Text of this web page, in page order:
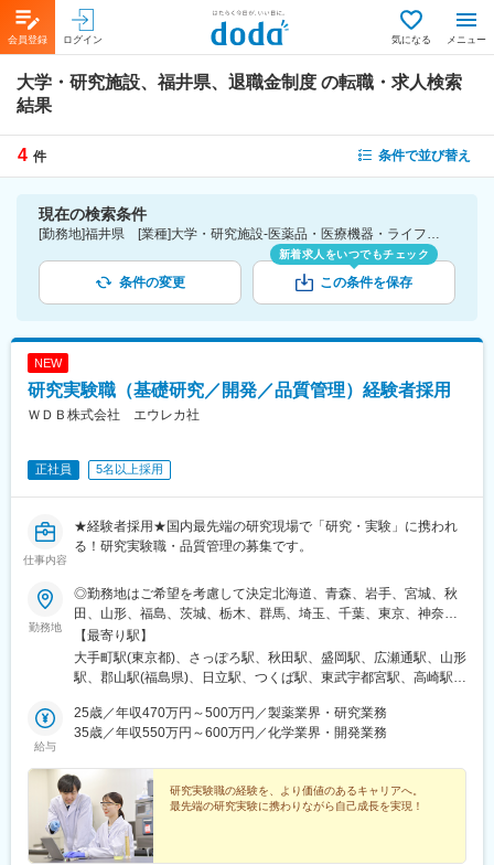
会員登録 ログイン 気になる メニュー
大学・研究施設、福井県、退職金制度 の転職・求人検索
結果
4 件 条件で並び替え
現在の検索条件
[勤務地]福井県 [業種]大学・研究施設-医薬品・医療機器・ライフサイエンス・医療系サービス [詳細条件](待遇・福利厚生)退職金制度
条件の変更
新着求人をいつでもチェック
この条件を保存
NEW
研究実験職（基礎研究／開発／品質管理）経験者採用
ＷＤＢ株式会社 エウレカ社
正社員 5名以上採用
仕事内容
★経験者採用★国内最先端の研究現場で「研究・実験」に携われ
る！研究実験職・品質管理の募集です。
勤務地
◎勤務地はご希望を考慮して決定北海道、青森、岩手、宮城、秋
田、山形、福島、茨城、栃木、群馬、埼玉、千葉、東京、神奈
川、新潟、長野、富山、石川、福井、山梨、岐阜、静岡、愛知、
三重、滋賀、京都、大阪、兵庫、奈良、和歌山、岡山、広島、山
口、徳島、香川、愛媛、高知、福岡、佐賀、長崎、熊本、大分、
定：ご自宅から90分以内の就業先・エリア限定：下記エリア内の
就業先。エリア内での転居を伴う場合あり・全国：全国の中でス
の区分★東北エリア…青森、岩手、宮城、秋田、山形、福島北関
東エリア…茨木、栃木、群馬、埼玉、東京南関東エリア…東京、
神奈川、千葉甲信越エリア…山梨、長野、新潟、東京東海エリ
ア…静岡、愛知、岐阜、三重北陸エリア…富山、石川、福井関西
エリア…滋賀、京都、大阪、兵庫、奈良、和歌山中四国エリア…
【最寄り駅】
大手町駅(東京都)、さっぽろ駅、秋田駅、盛岡駅、広瀬通駅、山形
駅、郡山駅(福島県)、日立駅、つくば駅、東武宇都宮駅、高崎駅、
井駅、勝どき駅、根津駅、立川北駅、町田駅、川崎駅、みなとみ
らい駅、平塚駅、新潟駅、春日山駅、甲府駅、沼津駅、静岡駅、
町駅、あすなろう四日市駅、彦根駅、草津駅(滋賀県)、烏丸駅、茨
木駅、千里中央駅(大阪モノレール)、大阪駅、三田駅(兵庫県)、三
宮・花時計前駅、西神中央駅、明石駅、加古川駅、岡山駅前駅、
倉敷駅、福山駅、八丁堀駅(広島県)、徳山駅、徳島駅、新居浜駅、
小倉駅(福岡県)、天神駅、大分駅、熊本城・市役所前駅、宮崎駅、
給与
25歳／年収470万円～500万円／製薬業界・研究業務
35歳／年収550万円～600万円／化学業界・開発業務
研究実験職の経験を、より価値のあるキャリアへ。
最先端の研究実験に携わりながら自己成長を実現！